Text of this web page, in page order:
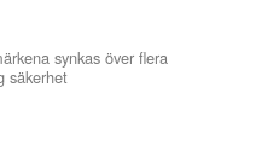
synkas över flera
säkerhet